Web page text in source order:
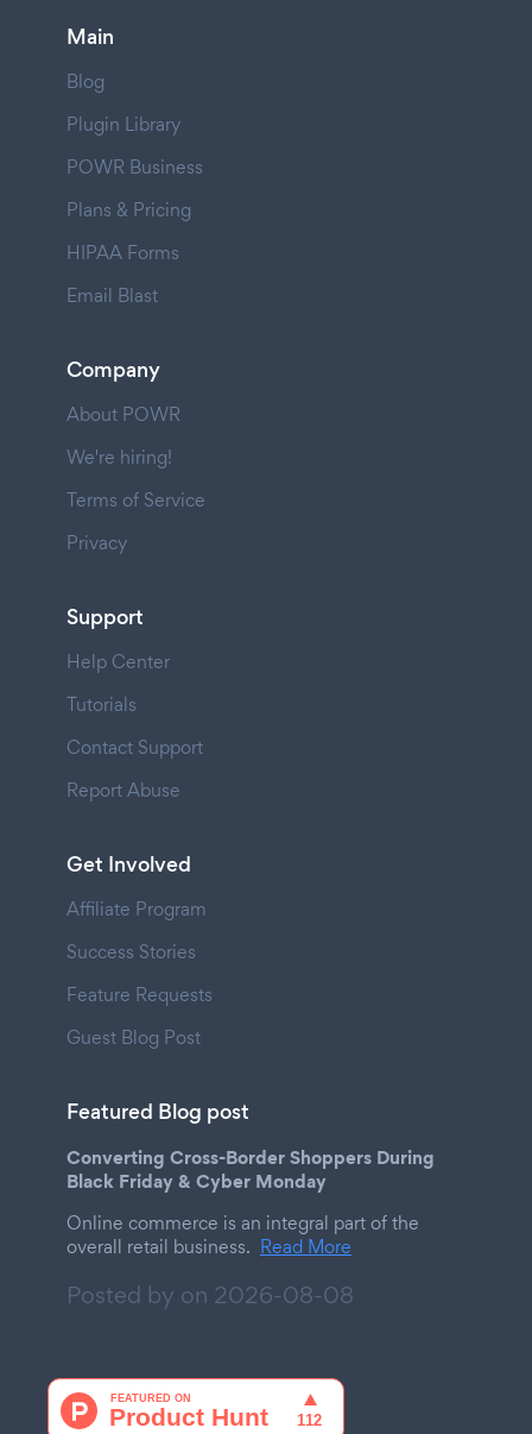
Main
Blog
Plugin Library
POWR Business
Plans & Pricing
HIPAA Forms
Email Blast
Company
About POWR
We're hiring!
Terms of Service
Privacy
Support
Help Center
Tutorials
Contact Support
Report Abuse
Get Involved
Affiliate Program
Success Stories
Feature Requests
Guest Blog Post
Featured Blog post
Converting Cross-Border Shoppers During
Black Friday & Cyber Monday
Online commerce is an integral part of the
overall retail business. Read More
Posted by on 2026-08-08